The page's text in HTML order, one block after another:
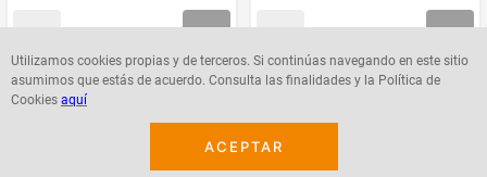
Utilizamos cookies propias y de terceros. Si continúas navegando en este sitio
asumimos que estás de acuerdo. Consulta las finalidades y la Política de
Cookies aquí
ACEPTAR